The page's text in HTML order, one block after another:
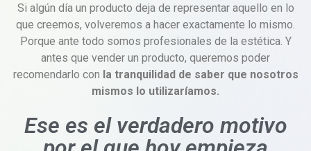
Si algún día un producto deja de representar aquello en lo
que creemos, volveremos a hacer exactamente lo mismo.
Porque ante todo somos profesionales de la estética. Y
antes que vender un producto, queremos poder
recomendarlo con la tranquilidad de saber que nosotros
mismos lo utilizaríamos.
Ese es el verdadero motivo